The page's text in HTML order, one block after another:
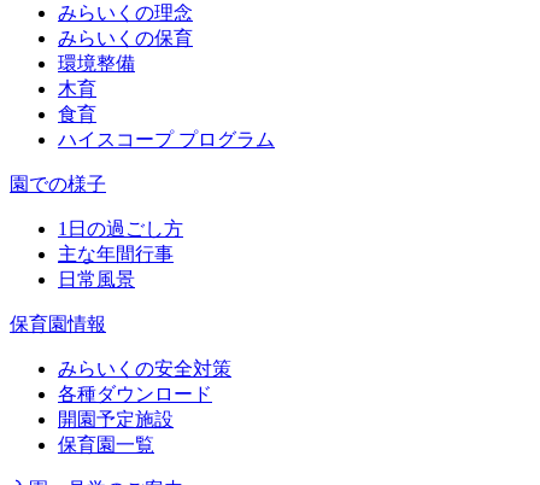
みらいくの理念
みらいくの保育
環境整備
木育
食育
ハイスコープ プログラム
園での様子
1日の過ごし方
主な年間行事
日常風景
保育園情報
みらいくの安全対策
各種ダウンロード
開園予定施設
保育園一覧